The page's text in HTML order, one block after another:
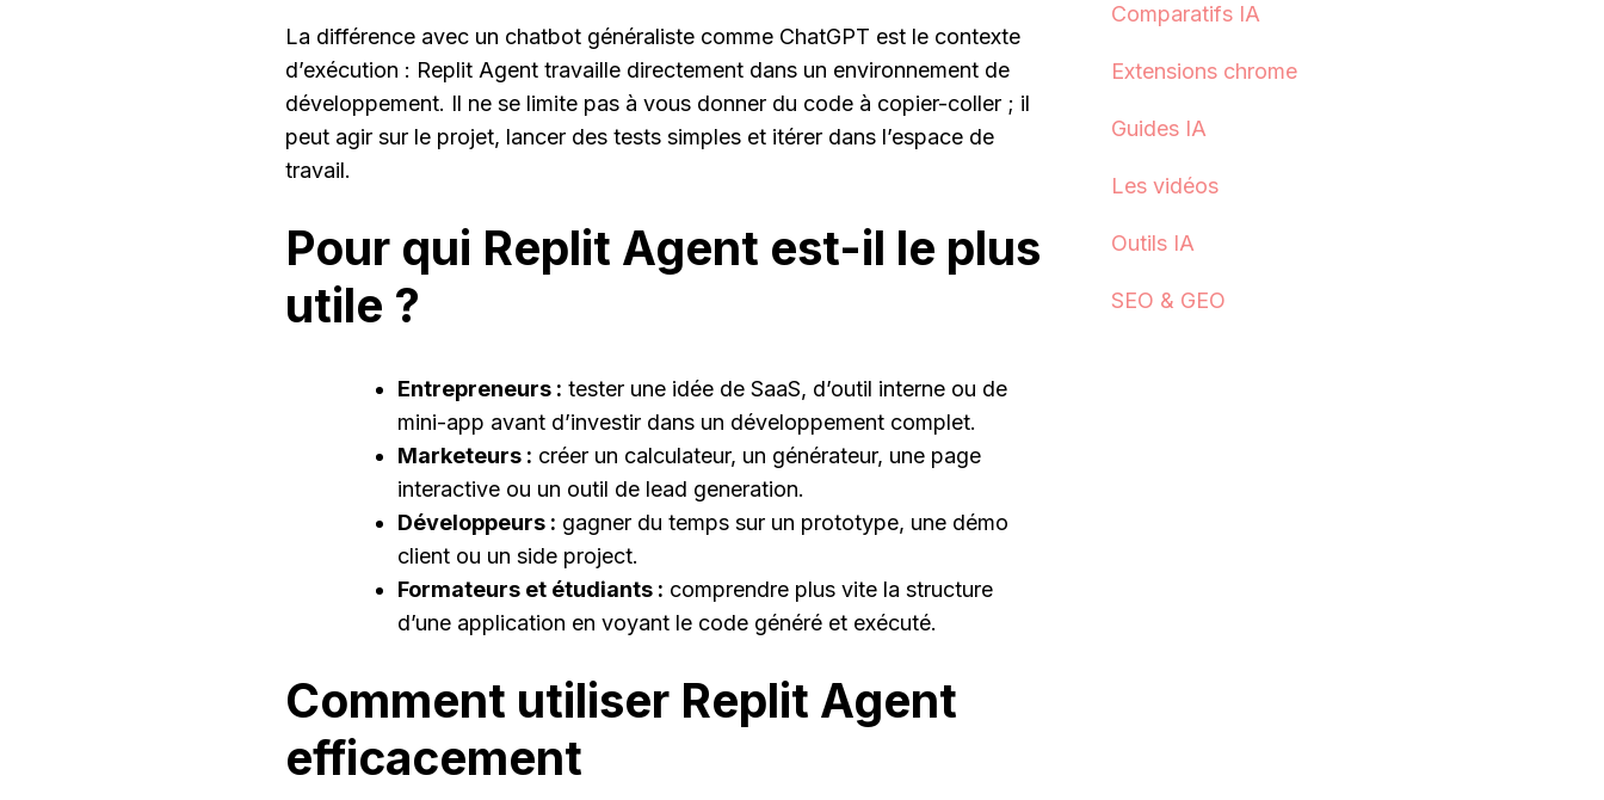
La différence avec un chatbot généraliste comme ChatGPT est le contexte
d’exécution : Replit Agent travaille directement dans un environnement de
développement. Il ne se limite pas à vous donner du code à copier-coller ; il
peut agir sur le projet, lancer des tests simples et itérer dans l’espace de
travail.
Pour qui Replit Agent est-il le plus
utile ?
Entrepreneurs : tester une idée de SaaS, d’outil interne ou de
mini-app avant d’investir dans un développement complet.
Marketeurs : créer un calculateur, un générateur, une page
interactive ou un outil de lead generation.
Développeurs : gagner du temps sur un prototype, une démo
client ou un side project.
Formateurs et étudiants : comprendre plus vite la structure
d’une application en voyant le code généré et exécuté.
Comment utiliser Replit Agent
efficacement
Comparatifs IA
Extensions chrome
Guides IA
Les vidéos
Outils IA
SEO & GEO